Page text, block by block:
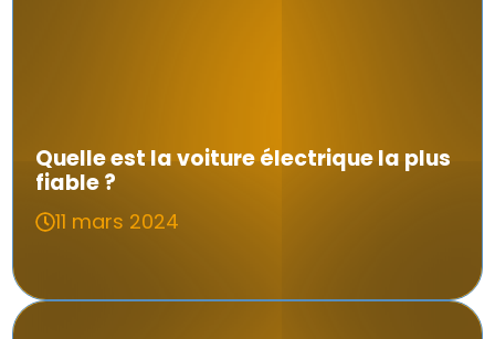
Quelle est la voiture électrique la plus
fiable ?
11 mars 2024